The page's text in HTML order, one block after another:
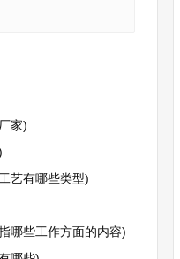
家)
艺有哪些类型)
哪些工作方面的内容)